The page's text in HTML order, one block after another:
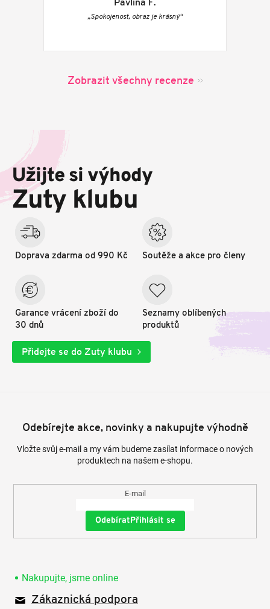
Pavlína F.
„Spokojenost, obraz je krásný“
Zobrazit všechny recenze
a
í
Užijte si výhody
Zuty klubu
Doprava zdarma od 990 Kč
Garance vrácení zboží do
30 dnů
Soutěže a akce pro členy
Seznamy oblíbených
produktů
Přidejte se do Zuty klubu
Odebírejte akce, novinky a nakupujte výhodně
Vložte svůj e-mail a my vám budeme zasílat informace o nových
produktech na našem e-shopu.
E-mail
Přihlásit se
Nakupujte, jsme online
Zákaznická podpora